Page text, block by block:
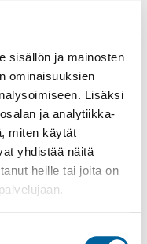
sisällön ja mainosten
ominaisuuksien
Lisäksi
ja analytiikka-
miten käytät
yhdistää näitä
heille tai joita on
2595) JA VANHAN